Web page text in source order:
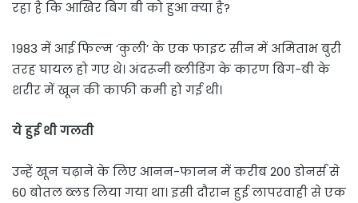
रहा है कि आखिर बिग बी को हुआ क्या है?
1983 में आई फिल्म ‘कुली’ के एक फाइट सीन में अमिताभ बुरी
तरह घायल हो गए थे। अंदरूनी ब्लीडिंग के कारण बिग-बी के
शरीर में खून की काफी कमी हो गई थी।
ये हुई थी गलती
उन्हें खून चढ़ाने के लिए आनन-फानन में करीब 200 डोनर्स से
60 बोतल ब्लड लिया गया था। इसी दौरान हुई लापरवाही से एक